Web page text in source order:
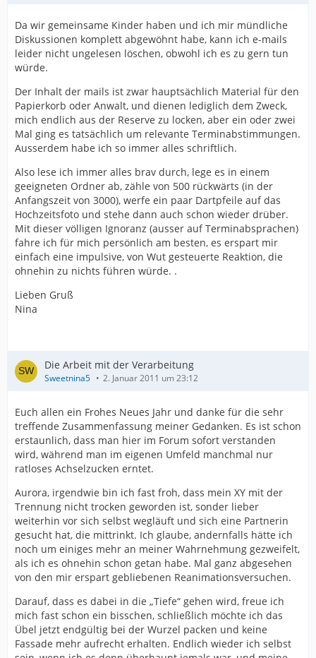
Da wir gemeinsame Kinder haben und ich mir mündliche
Diskussionen komplett abgewöhnt habe, kann ich e-mails
leider nicht ungelesen löschen, obwohl ich es zu gern tun
würde.
Der Inhalt der mails ist zwar hauptsächlich Material für den
Papierkorb oder Anwalt, und dienen lediglich dem Zweck,
mich endlich aus der Reserve zu locken, aber ein oder zwei
Mal ging es tatsächlich um relevante Terminabstimmungen.
Ausserdem habe ich so immer alles schriftlich.
Also lese ich immer alles brav durch, lege es in einem
geeigneten Ordner ab, zähle von 500 rückwärts (in der
Anfangszeit von 3000), werfe ein paar Dartpfeile auf das
Hochzeitsfoto und stehe dann auch schon wieder drüber.
Mit dieser völligen Ignoranz (ausser auf Terminabsprachen)
fahre ich für mich persönlich am besten, es erspart mir
einfach eine impulsive, von Wut gesteuerte Reaktion, die
ohnehin zu nichts führen würde. .
Lieben Gruß
Nina
Die Arbeit mit der Verarbeitung
Sweetnina5 2. Januar 2011 um 23:12
Euch allen ein Frohes Neues Jahr und danke für die sehr
treffende Zusammenfassung meiner Gedanken. Es ist schon
erstaunlich, dass man hier im Forum sofort verstanden
wird, während man im eigenen Umfeld manchmal nur
ratloses Achselzucken erntet.
Aurora, irgendwie bin ich fast froh, dass mein XY mit der
Trennung nicht trocken geworden ist, sonder lieber
weiterhin vor sich selbst wegläuft und sich eine Partnerin
gesucht hat, die mittrinkt. Ich glaube, andernfalls hätte ich
noch um einiges mehr an meiner Wahrnehmung gezweifelt,
als ich es ohnehin schon getan habe. Mal ganz abgesehen
von den mir erspart gebliebenen Reanimationsversuchen.
Darauf, dass es dabei in die „Tiefe“ gehen wird, freue ich
mich fast schon ein bisschen, schließlich möchte ich das
Übel jetzt endgültig bei der Wurzel packen und keine
Fassade mehr aufrecht erhalten. Endlich wieder ich selbst